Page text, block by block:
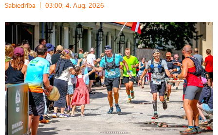
Sabiedrība 03:00, 4. Aug, 2026